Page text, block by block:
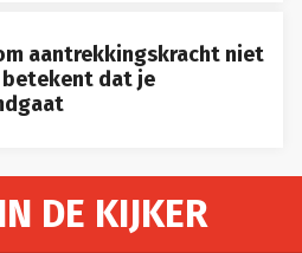
aantrekkingskracht niet
dat je
DE KIJKER